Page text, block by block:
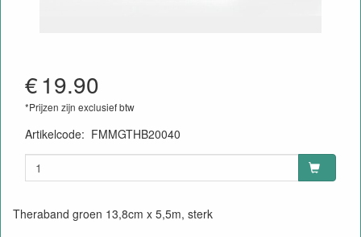
€19.90
*Prijzen zijn exclusief btw
Artikelcode: FMMGTHB20040
Theraband groen 13,8cm x 5,5m, sterk